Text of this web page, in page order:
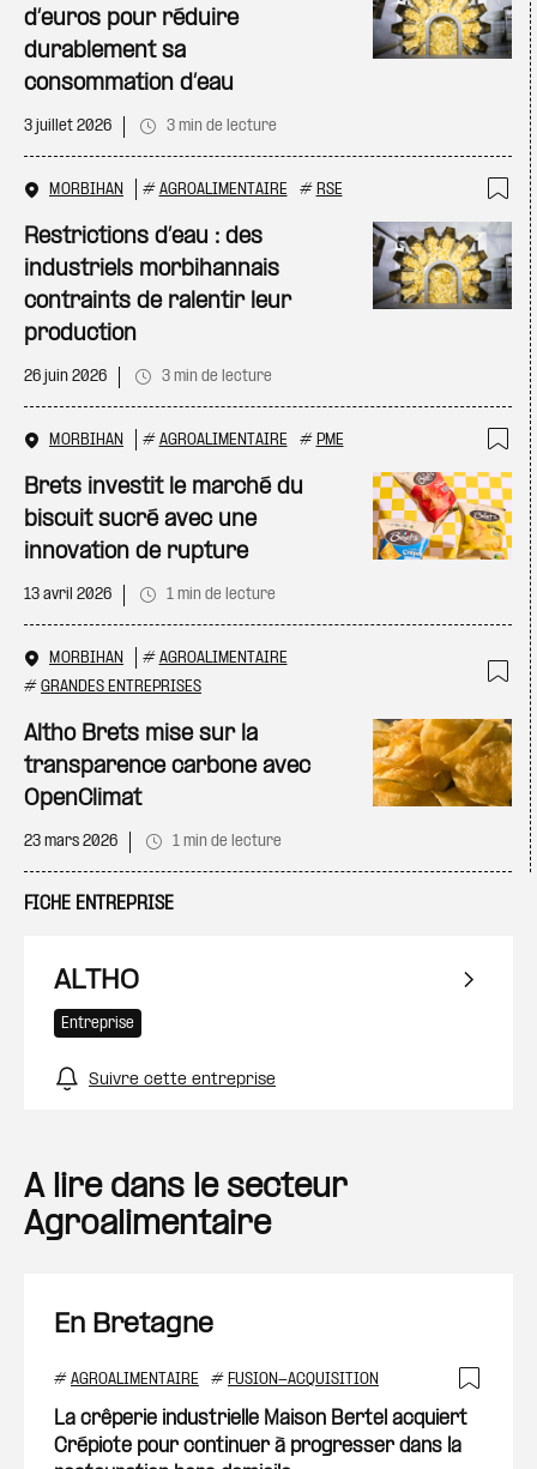
d’euros pour réduire
durablement sa
consommation d’eau
3 juillet 2026 3 min de lecture
MORBIHAN # AGROALIMENTAIRE # RSE
Restrictions d’eau : des
industriels morbihannais
contraints de ralentir leur
production
26 juin 2026 3 min de lecture
MORBIHAN # AGROALIMENTAIRE # PME
Brets investit le marché du
biscuit sucré avec une
innovation de rupture
13 avril 2026 1 min de lecture
MORBIHAN # AGROALIMENTAIRE
# GRANDES ENTREPRISES
Altho Brets mise sur la
transparence carbone avec
OpenClimat
23 mars 2026 1 min de lecture
FICHE ENTREPRISE
ALTHO
Entreprise
Suivre cette entreprise
A lire dans le secteur
Agroalimentaire
En Bretagne
# AGROALIMENTAIRE # FUSION-ACQUISITION
La crêperie industrielle Maison Bertel acquiert
Crépiote pour continuer à progresser dans la